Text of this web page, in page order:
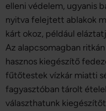
elleni védelem, ugyanis
nyitva felejtett ablakok
kárt okoz, például
Az alapcsomagban
hasznos kiegészítő
fűtőtestek vízkár miatti
fagyasztóban tárolt
választhatunk